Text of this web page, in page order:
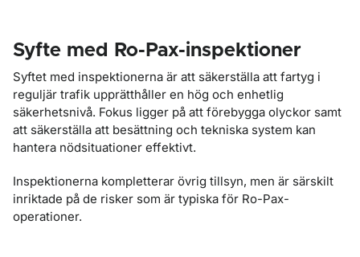
Syfte med Ro-Pax-inspektioner
Syftet med inspektionerna är att säkerställa att fartyg i
reguljär trafik upprätthåller en hög och enhetlig
säkerhetsnivå. Fokus ligger på att förebygga olyckor samt
att säkerställa att besättning och tekniska system kan
hantera nödsituationer effektivt.
Inspektionerna kompletterar övrig tillsyn, men är särskilt
inriktade på de risker som är typiska för Ro-Pax-
operationer.